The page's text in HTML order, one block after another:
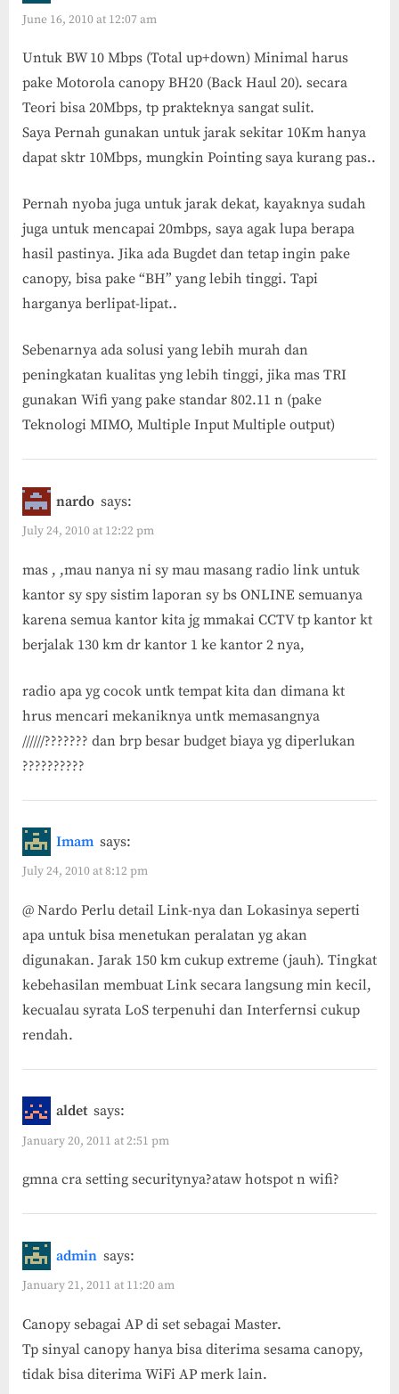
June 16, 2010 at 12:07 am
Untuk BW 10 Mbps (Total up+down) Minimal harus
pake Motorola canopy BH20 (Back Haul 20). secara
Teori bisa 20Mbps, tp prakteknya sangat sulit.
Saya Pernah gunakan untuk jarak sekitar 10Km hanya
dapat sktr 10Mbps, mungkin Pointing saya kurang pas..
Pernah nyoba juga untuk jarak dekat, kayaknya sudah
juga untuk mencapai 20mbps, saya agak lupa berapa
hasil pastinya. Jika ada Bugdet dan tetap ingin pake
canopy, bisa pake “BH” yang lebih tinggi. Tapi
harganya berlipat-lipat..
Sebenarnya ada solusi yang lebih murah dan
peningkatan kualitas yng lebih tinggi, jika mas TRI
gunakan Wifi yang pake standar 802.11 n (pake
Teknologi MIMO, Multiple Input Multiple output)
nardo says:
July 24, 2010 at 12:22 pm
mas , ,mau nanya ni sy mau masang radio link untuk
kantor sy spy sistim laporan sy bs ONLINE semuanya
karena semua kantor kita jg mmakai CCTV tp kantor kt
berjalak 130 km dr kantor 1 ke kantor 2 nya,
radio apa yg cocok untk tempat kita dan dimana kt
hrus mencari mekaniknya untk memasangnya
//////??????? dan brp besar budget biaya yg diperlukan
??????????
Imam says:
July 24, 2010 at 8:12 pm
@ Nardo Perlu detail Link-nya dan Lokasinya seperti
apa untuk bisa menetukan peralatan yg akan
digunakan. Jarak 150 km cukup extreme (jauh). Tingkat
kebehasilan membuat Link secara langsung min kecil,
kecualau syrata LoS terpenuhi dan Interfernsi cukup
rendah.
aldet says:
January 20, 2011 at 2:51 pm
gmna cra setting securitynya?ataw hotspot n wifi?
admin says:
January 21, 2011 at 11:20 am
Canopy sebagai AP di set sebagai Master.
Tp sinyal canopy hanya bisa diterima sesama canopy,
tidak bisa diterima WiFi AP merk lain.